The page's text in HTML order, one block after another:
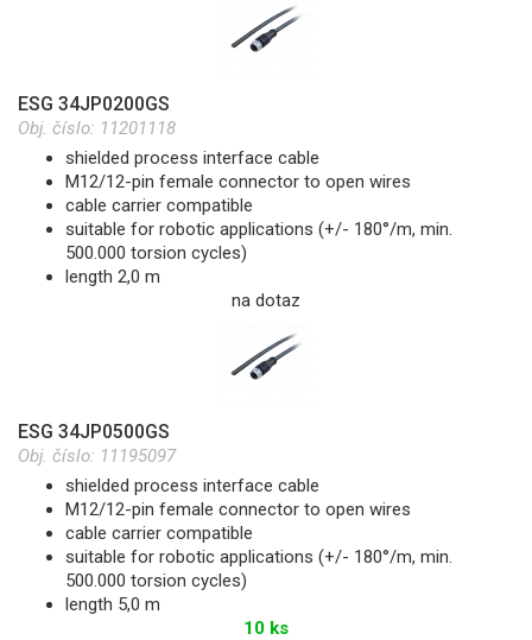
ESG 34JP0200GS
Obj. číslo: 11201118
shielded process interface cable
M12/12-pin female connector to open wires
cable carrier compatible
suitable for robotic applications (+/- 180°/m, min.
500.000 torsion cycles)
length 2,0 m
na dotaz
ESG 34JP0500GS
Obj. číslo: 11195097
shielded process interface cable
M12/12-pin female connector to open wires
cable carrier compatible
suitable for robotic applications (+/- 180°/m, min.
500.000 torsion cycles)
length 5,0 m
10 ks